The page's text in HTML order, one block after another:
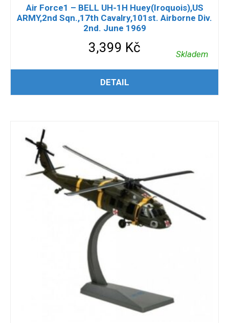
Air Force1 – BELL UH-1H Huey(Iroquois),US
ARMY,2nd Sqn.,17th Cavalry,101st. Airborne Div.
2nd. June 1969
3,399 Kč Skladem
PŘIDAT DO KOŠÍKU
DETAIL